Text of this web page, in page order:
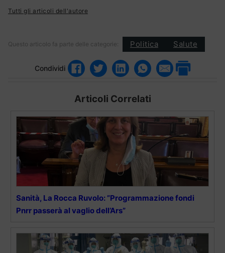
Tutti gli articoli dell'autore
Questo articolo fa parte delle categorie: Politica Salute
Condividi
Articoli Correlati
Sanità, La Rocca Ruvolo: ”Programmazione fondi
Pnrr passerà al vaglio dell’Ars”